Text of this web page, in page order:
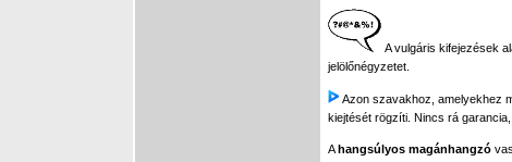
A vulgáris kifejezések
jelölőnégyzetet.
Azon szavakhoz, amelyekhez
kiejtését rögzíti. Nincs rá
Ahangsúlyos magánhangzó